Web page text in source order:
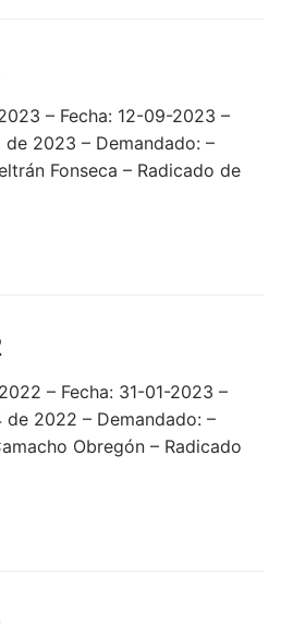
– Fecha: 12-09-2023 –
2023 – Demandado: –
Fonseca – Radicado de
– Fecha: 31-01-2023 –
2022 – Demandado: –
Obregón – Radicado